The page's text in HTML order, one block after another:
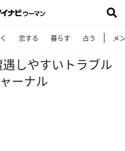
恋する 暮らす 占う メ
しやすいトラブル
ーナル